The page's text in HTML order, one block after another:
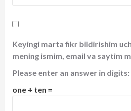
Keyingi marta fikr bildirishim
mening ismim, email va saytim
Please enter an answer in digits:
one + ten =